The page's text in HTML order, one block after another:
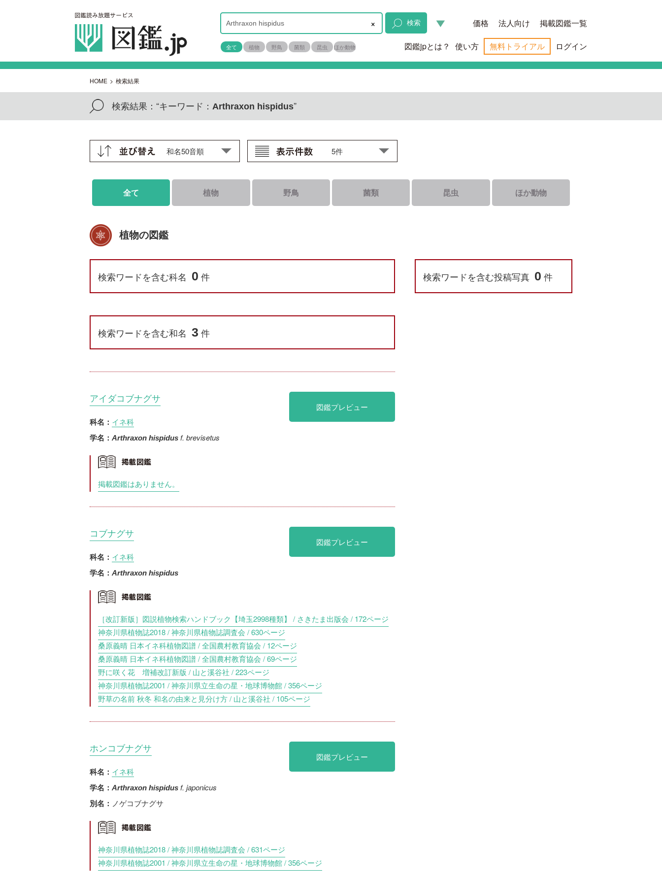
× 検索
全て 植物 野鳥 菌類 昆虫 ほか動物
価格 法人向け 掲載図鑑一覧
図鑑jpとは？ 使い方 無料トライアル ログイン
HOME > 検索結果
検索結果： “キーワード： Arthraxon hispidus”
全て 植物 野鳥 菌類 昆虫 ほか動物
植物の図鑑
検索ワードを含む科名 0 件
検索ワードを含む和名 3 件
アイダコブナグサ
科名： イネ科
学名： Arthraxon hispidus f. brevisetus
掲載図鑑はありません。
図鑑プレビュー
コブナグサ
科名： イネ科
学名： Arthraxon hispidus
［改訂新版］図説植物検索ハンドブック【埼玉2998種類】 / さきたま出版会 / 172ページ
神奈川県植物誌2018 / 神奈川県植物誌調査会 / 630ページ
桑原義晴 日本イネ科植物図譜 / 全国農村教育協会 / 12ページ
桑原義晴 日本イネ科植物図譜 / 全国農村教育協会 / 69ページ
野に咲く花 増補改訂新版 / 山と溪谷社 / 223ページ
神奈川県植物誌2001 / 神奈川県立生命の星・地球博物館 / 356ページ
野草の名前 秋冬 和名の由来と見分け方 / 山と溪谷社 / 105ページ
図鑑プレビュー
ホンコブナグサ
科名： イネ科
学名： Arthraxon hispidus f. japonicus
別名： ノゲコブナグサ
神奈川県植物誌2018 / 神奈川県植物誌調査会 / 631ページ
神奈川県植物誌2001 / 神奈川県立生命の星・地球博物館 / 356ページ
図鑑プレビュー
検索ワードを含む投稿写真 0 件